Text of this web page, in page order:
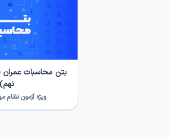
بتن محاسبات
نهم)
ویژه آزمون نظام